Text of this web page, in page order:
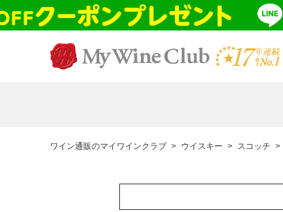
ワイン通販のマイワインクラブ > ウイスキー > スコッチ >